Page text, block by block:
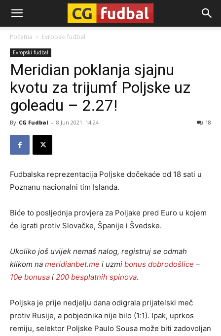
CG-
Fudbal
Početna Evropski fudbal
Evropski fudbal
Meridian poklanja sjajnu
kvotu za trijumf Poljske uz
goleadu – 2.27!
By CG Fudbal - 8 Jun 2021. 14:24 18
Fudbalska reprezentacija Poljske dočekaće od 18 sati u
Poznanu nacionalni tim Islanda.
Biće to posljednja provjera za Poljake pred Euro u kojem
će igrati protiv Slovačke, Španije i Švedske.
Ukoliko još uvijek nemaš nalog, registruj se odmah
klikom na meridianbet.me i uzmi bonus dobrodošlice –
10e bonusa i 200 besplatnih spinova.
Poljska je prije nedjelju dana odigrala prijatelski meč
protiv Rusije, a pobjednika nije bilo (1:1). Ipak, uprkos
remiju, selektor Poljske Paulo Sousa može biti zadovoljan